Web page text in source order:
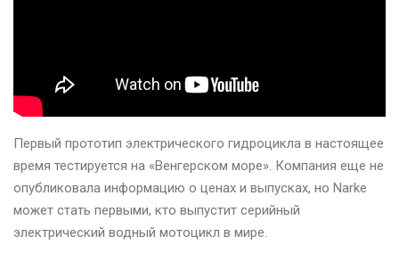
Первый прототип электрического гидроцикла в настоящее
время тестируется на «Венгерском море». Компания еще не
опубликовала информацию о ценах и выпусках, но Narke
может стать первыми, кто выпустит серийный
электрический водный мотоцикл в мире.